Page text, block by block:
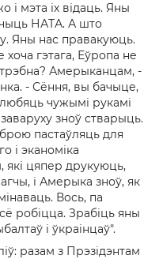
і мэта іх відаць. Яны
НАТА. А што
Яны нас правакуюць.
гэтага, Еўропа не
Амерыканцам, -
- Сёння, вы бачыце,
чужымі рукамі
зноў стварыць.
пастаўляць для
і эканоміка
які цяпер друкуюць,
і Амерыка зноў, як
Вось, па
робіцца. Зрабіць яны
і ўкраінцаў".
разам з Прэзідэнтам